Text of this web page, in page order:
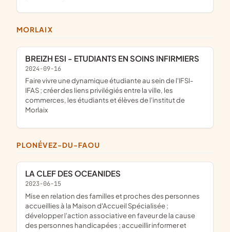
MORLAIX
BREIZH ESI - ETUDIANTS EN SOINS INFIRMIERS
2024-09-16
faire vivre une dynamique étudiante au sein de l'IFSI-
IFAS ; créer des liens privilégiés entre la ville, les
commerces, les étudiants et élèves de l'institut de
Morlaix
PLONÉVEZ-DU-FAOU
LA CLEF DES OCEANIDES
2023-06-15
mise en relation des familles et proches des personnes
accueillies à la Maison d'Accueil Spécialisée ;
développer l'action associative en faveur de la cause
des personnes handicapées ; accueillir informer et